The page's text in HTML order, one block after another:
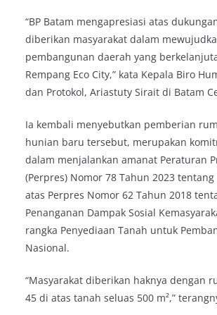
“BP Batam mengapresiasi atas
diberikan masyarakat dalam
pembangunan daerah yang
Rempang Eco City,” kata Kepala Biro
dan Protokol, Ariastuty Sirait di Batam
Ia kembali menyebutkan pemberian
hunian baru tersebut, merupakan
dalam menjalankan amanat Peraturan
(Perpres) Nomor 78 Tahun 2023
atas Perpres Nomor 62 Tahun 2018
Penanganan Dampak Sosial
rangka Penyediaan Tanah untuk
Nasional.
“Masyarakat diberikan haknya dengan
45 di atas tanah seluas 500 m²,”